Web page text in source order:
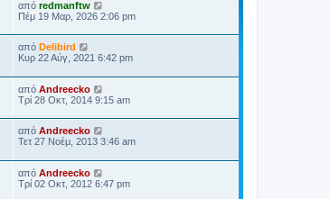
τ
η
ς
ε
ε
τ
ί
ς
η
ο
από redmanftw
Πέμ 19 Μαρ, 2026 2:06 pm
από Delibird
Κυρ 22 Αύγ, 2021 6:42 pm
από Andreecko
Τρί 28 Οκτ, 2014 9:15 am
από Andreecko
Τετ 27 Νοέμ, 2013 3:46 am
από Andreecko
Τρί 02 Οκτ, 2012 6:47 pm